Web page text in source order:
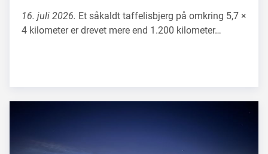
16. juli 2026. Et såkaldt taffelisbjerg på omkring 5,7 ×
4 kilometer er drevet mere end 1.200 kilometer…